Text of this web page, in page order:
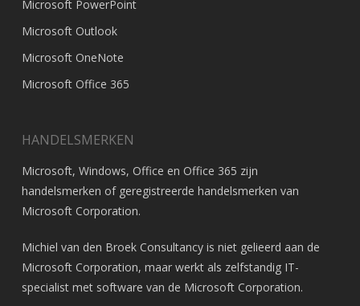
Microsoft PowerPoint
Microsoft Outlook
Microsoft OneNote
Microsoft Office 365
HANDELSMERKEN
Microsoft, Windows, Office en Office 365 zijn
handelsmerken of geregistreerde handelsmerken van
Microsoft Corporation.
Michiel van den Broek Consultancy is niet gelieerd aan de
Microsoft Corporation, maar werkt als zelfstandig IT-
specialist met software van de Microsoft Corporation.